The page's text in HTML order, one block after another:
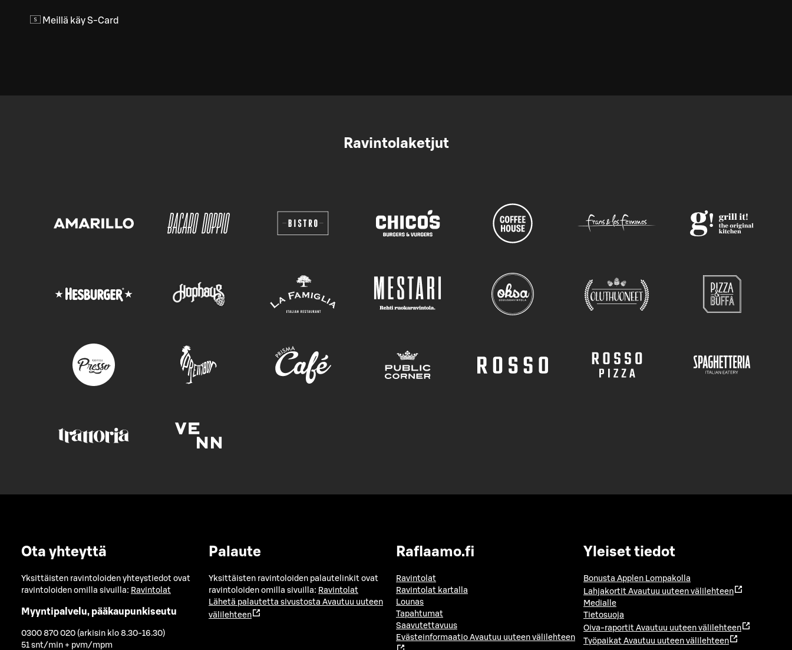
Meillä käy S-Card
Ravintolaketjut
Ota yhteyttä
Yksittäisten ravintoloiden yhteystiedot ovat
ravintoloiden omilla sivuilla: Ravintolat
Myyntipalvelu, pääkaupunkiseutu
0300 870 020 (arkisin klo 8.30-16.30)
51 snt/min + pvm/mpm
Palaute
Yksittäisten ravintoloiden palautelinkit ovat
ravintoloiden omilla sivuilla: Ravintolat
Lähetä palautetta sivustosta Avautuu uuteen
välilehteen
Raflaamo.fi
Ravintolat
Ravintolat kartalla
Lounas
Tapahtumat
Saavutettavuus
Evästeinformaatio Avautuu uuteen välilehteen
Yleiset tiedot
Bonusta Applen Lompakolla
Lahjakortit Avautuu uuteen välilehteen
Medialle
Tietosuoja
Oiva-raportit Avautuu uuteen välilehteen
Työpaikat Avautuu uuteen välilehteen